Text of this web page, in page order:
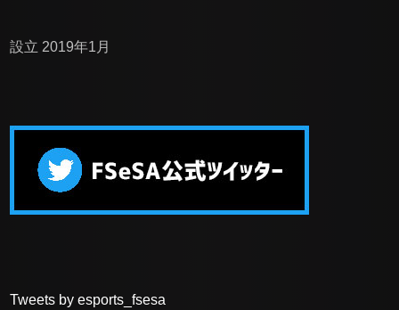
設立 2019年1月
Tweets by esports_fsesa